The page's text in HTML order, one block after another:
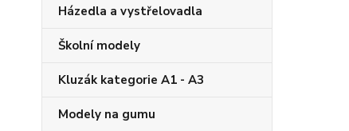
Házedla a vystřelovadla
Školní modely
Kluzák kategorie A1 - A3
Modely na gumu